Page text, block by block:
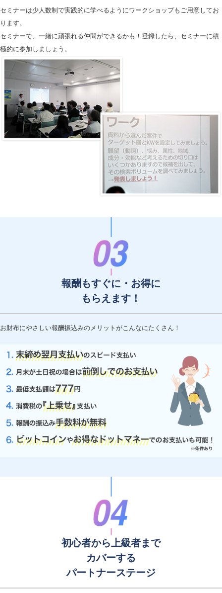
セミナーは少人数制で実践的に学べるようにワークショップもご用意してお
ります。
セミナーで、一緒に頑張れる仲間ができるかも！登録したら、セミナーに積
極的に参加しましょう。
報酬もすぐに・お得に
もらえます！
お財布にやさしい報酬振込みのメリットがこんなにたくさん！
初心者から上級者まで
カバーする
パートナーステージ